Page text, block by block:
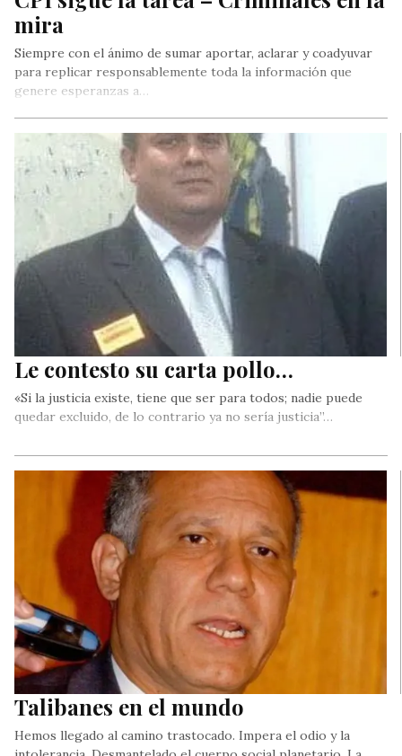
mira
Siempre con el ánimo de sumar aportar, aclarar y coadyuvar
para replicar responsablemente toda la información que
genere esperanzas a…
Le contesto su carta pollo…
«Si la justicia existe, tiene que ser para todos; nadie puede
quedar excluido, de lo contrario ya no sería justicia”…
Talibanes en el mundo
Hemos llegado al camino trastocado. Impera el odio y la